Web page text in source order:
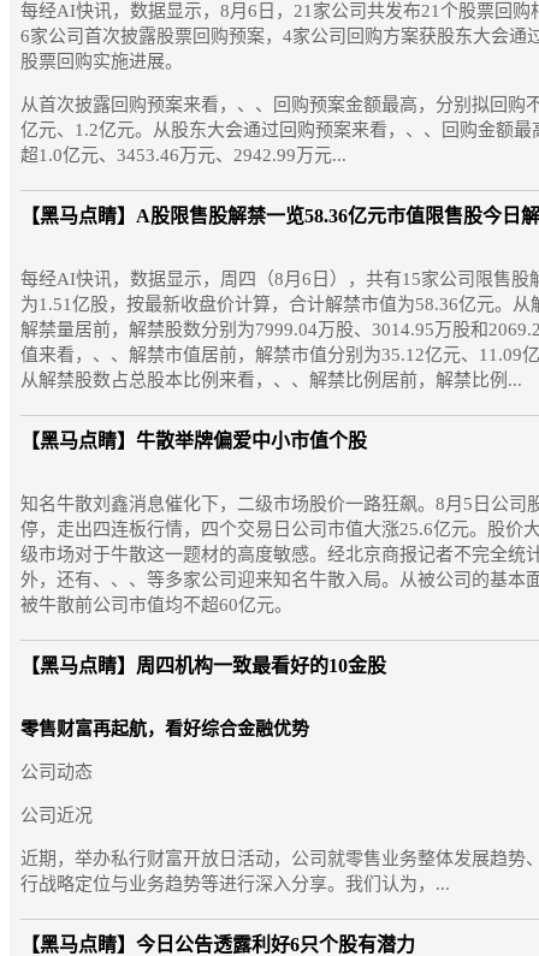
每经AI快讯，数据显示，8月6日，21家公司共发布21个股票回购
6家公司首次披露股票回购预案，4家公司回购方案获股东大会通
股票回购实施进展。
从首次披露回购预案来看，、、回购预案金额最高，分别拟回购
亿元、1.2亿元。从股东大会通过回购预案来看，、、回购金额最
超1.0亿元、3453.46万元、2942.99万元...
【黑马点睛】 A股限售股解禁一览58.36亿元市值限售股今日
每经AI快讯，数据显示，周四（8月6日），共有15家公司限售股
为1.51亿股，按最新收盘价计算，合计解禁市值为58.36亿元。从
解禁量居前，解禁股数分别为7999.04万股、3014.95万股和
值来看，、、解禁市值居前，解禁市值分别为35.12亿元、11.09
从解禁股数占总股本比例来看，、、解禁比例居前，解禁比例...
【黑马点睛】 牛散举牌偏爱中小市值个股
知名牛散刘鑫消息催化下，二级市场股价一路狂飙。8月5日公司
停，走出四连板行情，四个交易日公司市值大涨25.6亿元。股价
级市场对于牛散这一题材的高度敏感。经北京商报记者不完全统
外，还有、、、等多家公司迎来知名牛散入局。从被公司的基本
被牛散前公司市值均不超60亿元。
【黑马点睛】 周四机构一致最看好的10金股
零售财富再起航，看好综合金融优势
公司动态
公司近况
近期，举办私行财富开放日活动，公司就零售业务整体发展趋势
行战略定位与业务趋势等进行深入分享。我们认为，...
【黑马点睛】 今日公告透露利好6只个股有潜力